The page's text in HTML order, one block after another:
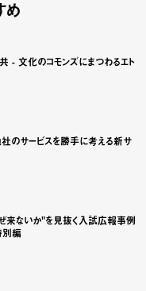
め
- 文化のコモンズにまつわるエト
文化のコモンズにまつ
サービスを勝手に考える新サ
ビスを勝手に考える
ぜ来ないか"を見抜く入試広報事例
別編
来ないか"を見抜く入
見えない価値をどう